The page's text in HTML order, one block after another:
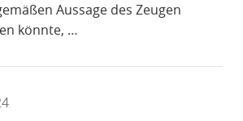
Aussage des Zeugen
könnte, …